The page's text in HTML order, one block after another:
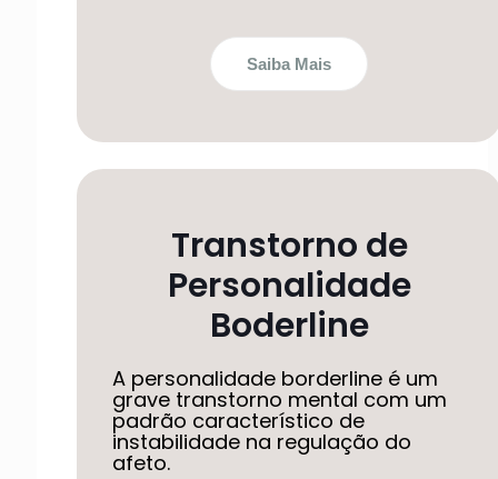
Saiba Mais
Transtorno de
Personalidade
Boderline
A personalidade borderline é um
grave transtorno mental com um
padrão característico de
instabilidade na regulação do
afeto.